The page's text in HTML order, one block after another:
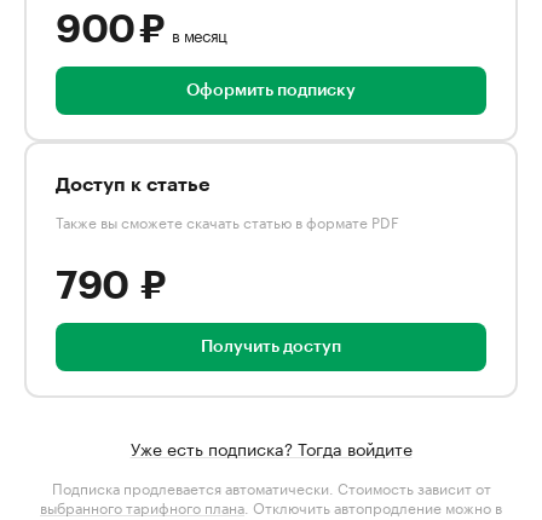
900 ₽ в месяц
Оформить подписку
Доступ к статье
Также вы сможете скачать статью в формате PDF
790 ₽
Получить доступ
Уже есть подписка? Тогда войдите
Подписка продлевается автоматически. Стоимость зависит от
выбранного тарифного плана . Отключить автопродление можно в